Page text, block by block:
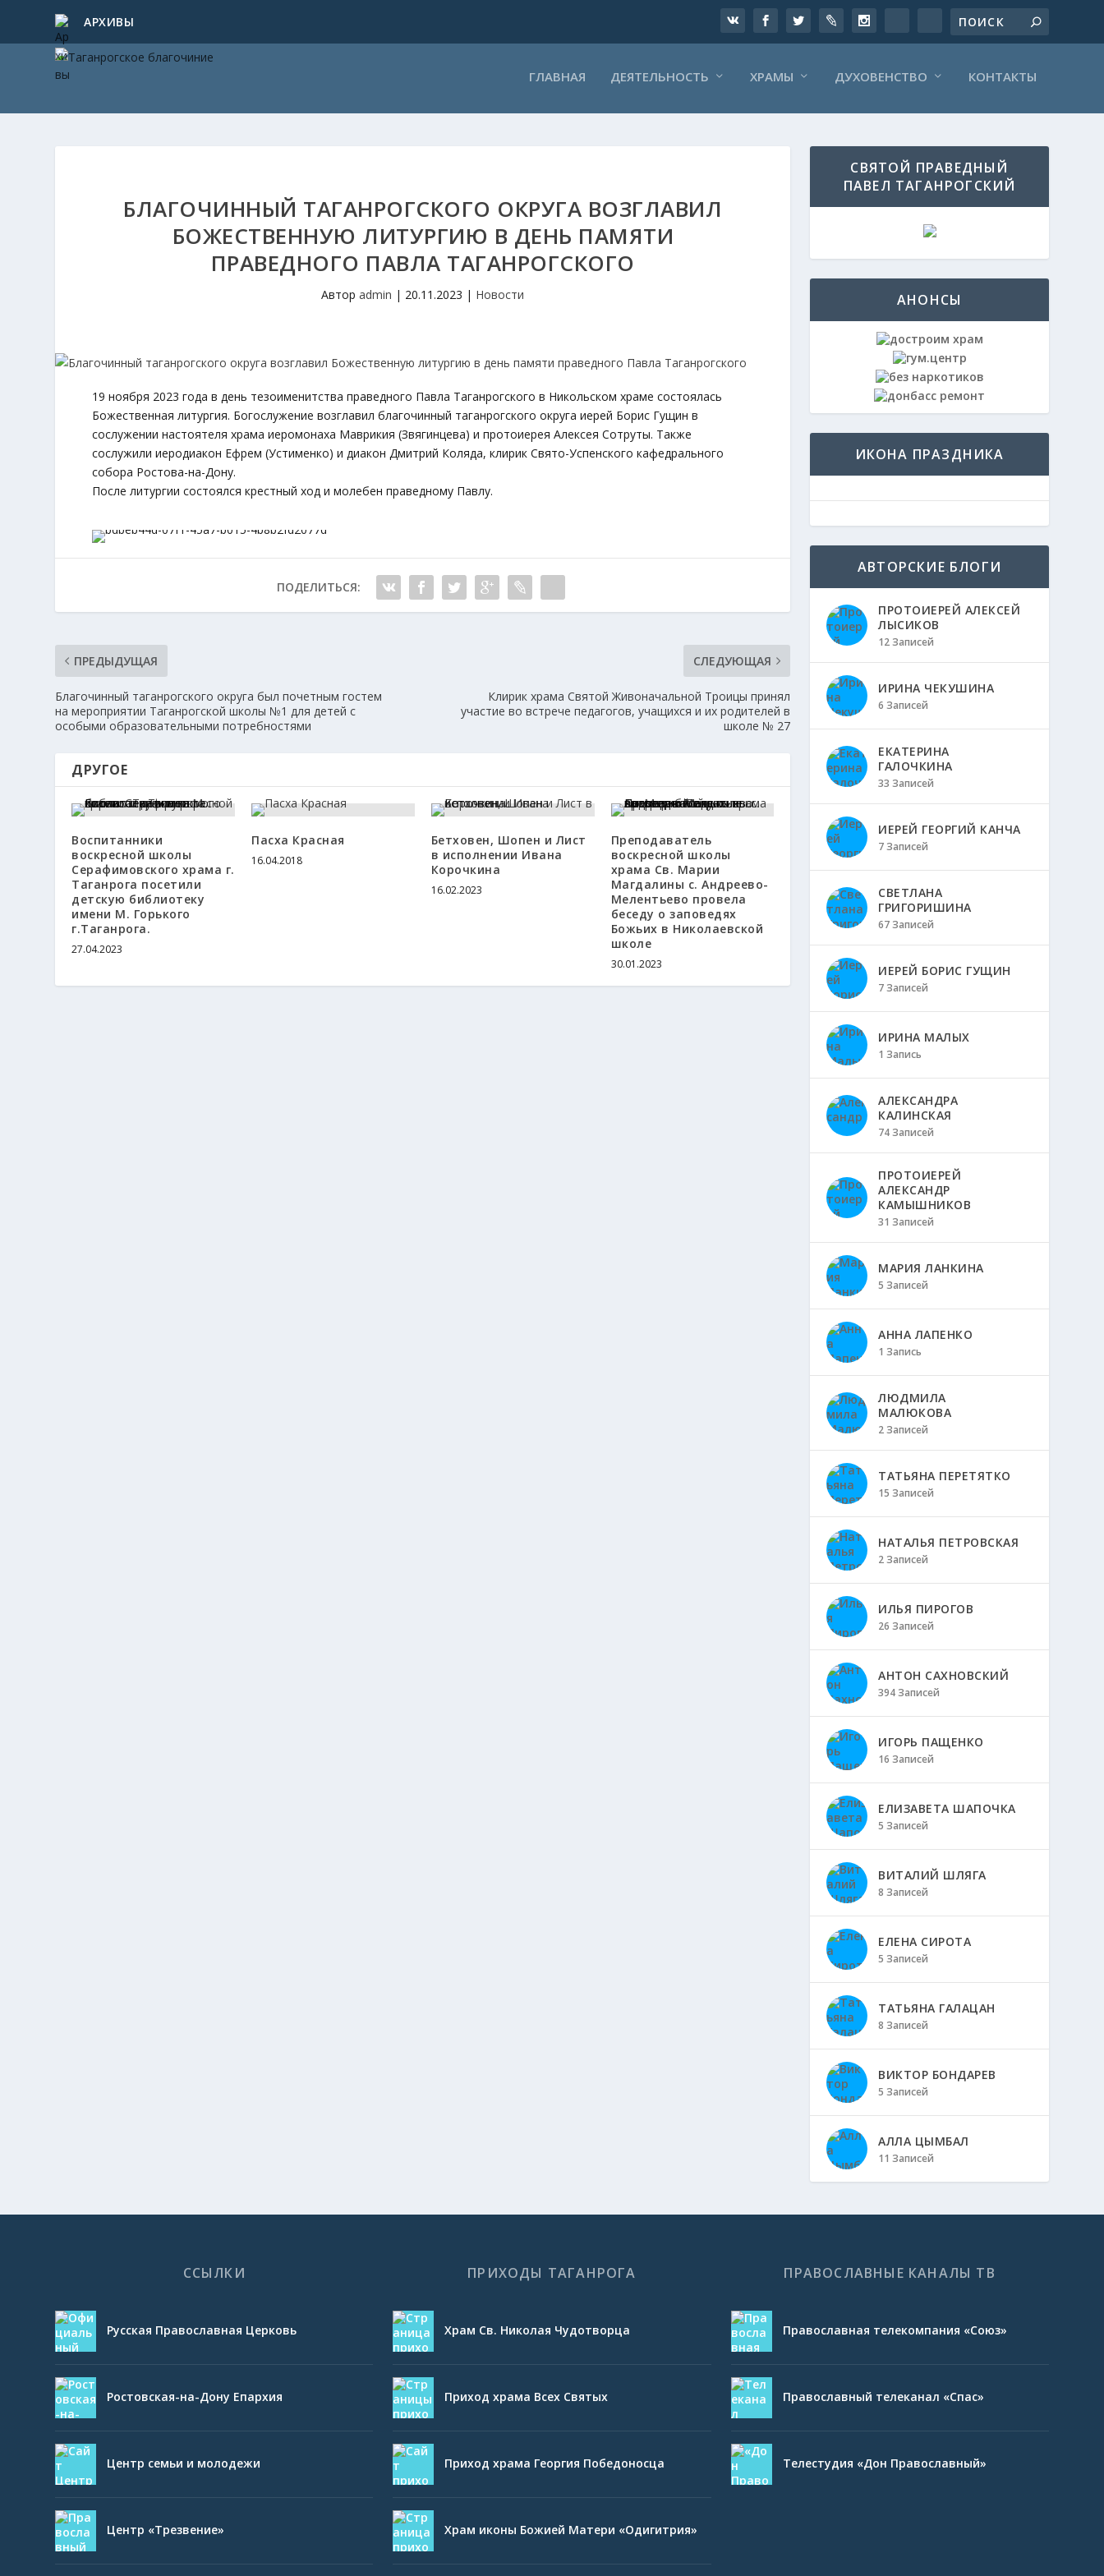
АРХИВЫ
ГЛАВНАЯ ДЕЯТЕЛЬНОСТЬ ХРАМЫ ДУХОВЕНСТВО КОНТАКТЫ
БЛАГОЧИННЫЙ ТАГАНРОГСКОГО ОКРУГА ВОЗГЛАВИЛ
БОЖЕСТВЕННУЮ ЛИТУРГИЮ В ДЕНЬ ПАМЯТИ
ПРАВЕДНОГО ПАВЛА ТАГАНРОГСКОГО
Авторadmin | 20.11.2023 | Новости
19 ноября 2023 года в день тезоименитства праведного Павла Таганрогского в Никольском храме состоялась
Божественная литургия. Богослужение возглавил благочинный таганрогского округа иерей Борис Гущин в
сослужении настоятеля храма иеромонаха Маврикия (Звягинцева) и протоиерея Алексея Сотруты. Также
сослужили иеродиакон Ефрем (Устименко) и диакон Дмитрий Коляда, клирик Свято-Успенского кафедрального
собора Ростова-на-Дону.
После литургии состоялся крестный ход и молебен праведному Павлу.
ПОДЕЛИТЬСЯ:
ПРЕДЫДУЩАЯ
Благочинный таганрогского округа был почетным гостем
на мероприятии Таганрогской школы №1 для детей с
особыми образовательными потребностями
СЛЕДУЮЩАЯ
Клирик храма Святой Живоначальной Троицы принял
участие во встрече педагогов, учащихся и их родителей в
школе № 27
ДРУГОЕ
Воспитанники
воскресной школы
Серафимовского храма г.
Таганрога посетили
детскую библиотеку
имени М. Горького
г.Таганрога.
27.04.2023
Пасха Красная
16.04.2018
Бетховен, Шопен и Лист
в исполнении Ивана
Корочкина
16.02.2023
Преподаватель
воскресной школы
храма Св. Марии
Магдалины с. Андреево-
Мелентьево провела
беседу о заповедях
Божьих в Николаевской
школе
30.01.2023
СВЯТОЙ ПРАВЕДНЫЙ
ПАВЕЛ ТАГАНРОГСКИЙ
АНОНСЫ
ИКОНА ПРАЗДНИКА
АВТОРСКИЕ БЛОГИ
ПРОТОИЕРЕЙ АЛЕКСЕЙ
ЛЫСИКОВ
12 Записей
ИРИНА ЧЕКУШИНА
6 Записей
ЕКАТЕРИНА
ГАЛОЧКИНА
33 Записей
ИЕРЕЙ ГЕОРГИЙ КАНЧА
7 Записей
СВЕТЛАНА
ГРИГОРИШИНА
67 Записей
ИЕРЕЙ БОРИС ГУЩИН
7 Записей
ИРИНА МАЛЫХ
1 Запись
АЛЕКСАНДРА
КАЛИНСКАЯ
74 Записей
ПРОТОИЕРЕЙ
АЛЕКСАНДР
КАМЫШНИКОВ
31 Записей
МАРИЯ ЛАНКИНА
5 Записей
АННА ЛАПЕНКО
1 Запись
ЛЮДМИЛА
МАЛЮКОВА
2 Записей
ТАТЬЯНА ПЕРЕТЯТКО
15 Записей
НАТАЛЬЯ ПЕТРОВСКАЯ
2 Записей
ИЛЬЯ ПИРОГОВ
26 Записей
АНТОН САХНОВСКИЙ
394 Записей
ИГОРЬ ПАЩЕНКО
16 Записей
ЕЛИЗАВЕТА ШАПОЧКА
5 Записей
ВИТАЛИЙ ШЛЯГА
8 Записей
ЕЛЕНА СИРОТА
5 Записей
ТАТЬЯНА ГАЛАЦАН
8 Записей
ВИКТОР БОНДАРЕВ
5 Записей
АЛЛА ЦЫМБАЛ
11 Записей
ССЫЛКИ
Русская Православная Церковь
Ростовская-на-Дону Епархия
Центр семьи и молодежи
Центр «Трезвение»
ПРИХОДЫ ТАГАНРОГА
Храм Св. Николая Чудотворца
Приход храма Всех Святых
Приход храма Георгия Победоносца
Храм иконы Божией Матери «Одигитрия»
ПРАВОСЛАВНЫЕ КАНАЛЫ ТВ
Православная телекомпания «Союз»
Православный телеканал «Спас»
Телестудия «Дон Православный»